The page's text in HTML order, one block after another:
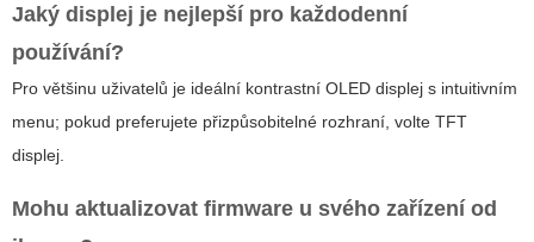
Jaký displej je nejlepší pro každodenní
používání?
Pro většinu uživatelů je ideální kontrastní OLED displej s intuitivním
menu; pokud preferujete přizpůsobitelné rozhraní, volte TFT
displej.
Mohu aktualizovat firmware u svého zařízení od